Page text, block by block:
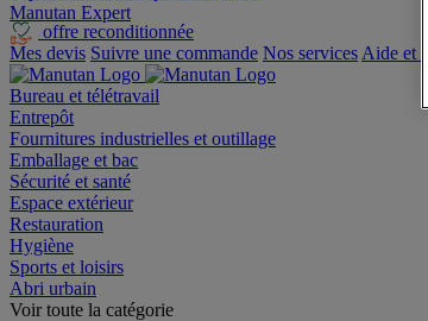
Manutan Expert
offre reconditionnée
Mes devis Suivre une commande Nos services Aide et
Bureau et télétravail
Entrepôt
Fournitures industrielles et outillage
Emballage et bac
Sécurité et santé
Espace extérieur
Restauration
Hygiène
Sports et loisirs
Abri urbain
Voir toute la catégorie